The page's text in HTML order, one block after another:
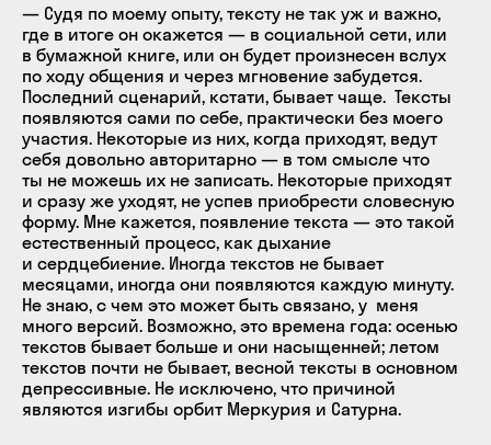
— Судя по моему опыту, тексту не так уж и важно,
где в итоге он окажется — в социальной сети, или
в бумажной книге, или он будет произнесен вслух
по ходу общения и через мгновение забудется.
Последний сценарий, кстати, бывает чаще. Тексты
появляются сами по себе, практически без моего
участия. Некоторые из них, когда приходят, ведут
себя довольно авторитарно — в том смысле что
ты не можешь их не записать. Некоторые приходят
и сразу же уходят, не успев приобрести словесную
форму. Мне кажется, появление текста — это такой
естественный процесс, как дыхание
и сердцебиение. Иногда текстов не бывает
месяцами, иногда они появляются каждую минуту.
Не знаю, с чем это может быть связано, у меня
много версий. Возможно, это времена года: осенью
текстов бывает больше и они насыщенней; летом
текстов почти не бывает, весной тексты в основном
депрессивные. Не исключено, что причиной
являются изгибы орбит Меркурия и Сатурна.